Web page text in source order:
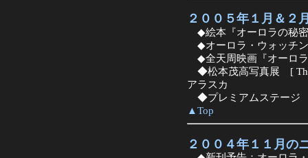
２００５年１月＆２
◆絵本『オーロラの秘
◆オーロラ・ウォッチ
◆全天周映画『オーロ
◆松本茂高写真展 [
アラスカ
◆プレミアムステージ
▲Top
２００４年１１月の